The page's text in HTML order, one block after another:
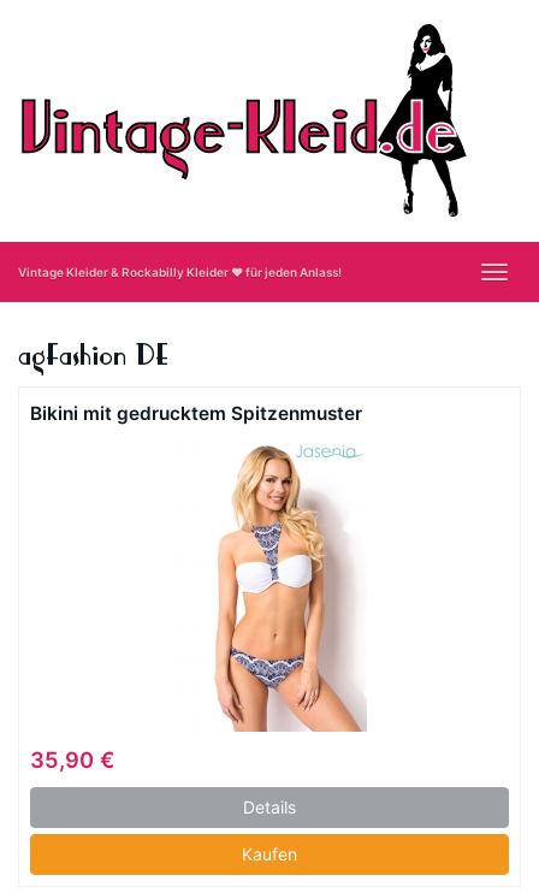
Vintage Kleider & Rockabilly Kleider ❤ für jeden Anlass!
agFashion DE
Bikini mit gedrucktem Spitzenmuster
35,90 €
Details
Kaufen